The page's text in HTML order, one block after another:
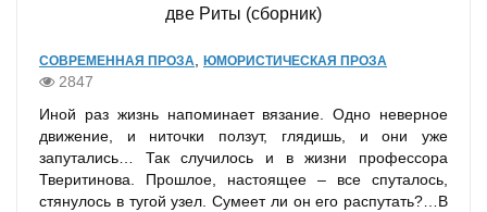
две Риты (сборник)
СОВРЕМЕННАЯ ПРОЗА ЮМОРИСТИЧЕСКАЯ ПРОЗА
2847
Иной раз жизнь напоминает вязание. Одно неверное
движение, и ниточки ползут, глядишь, и они уже
запутались… Так случилось и в жизни профессора
Тверитинова. Прошлое, настоящее – все спуталось,
стянулось в тугой узел. Сумеет ли он его распутать?…В